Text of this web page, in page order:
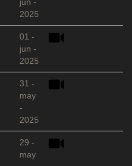
2025
01 -
jun -
2025
31 -
may
-
2025
29 -
may